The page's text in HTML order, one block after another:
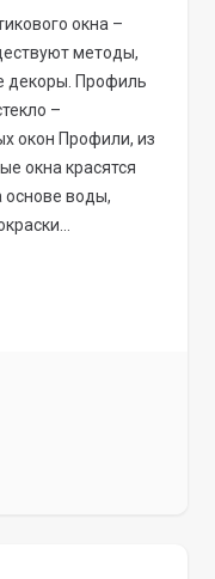
окна –
методы,
декоры. Профиль
–
окон Профили, из
окна красятся
основе воды,